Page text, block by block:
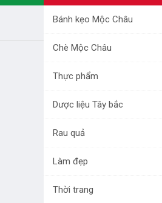
Bánh kẹo Mộc Châu
Chè Mộc Châu
Thực phẩm
Dược liệu Tây bắc
Rau quả
Làm đẹp
Thời trang
Trang nhất Bài viết